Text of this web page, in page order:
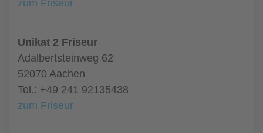
zum Friseur
Unikat 2 Friseur
Adalbertsteinweg 62
52070 Aachen
Tel.: +49 241 92135438
zum Friseur